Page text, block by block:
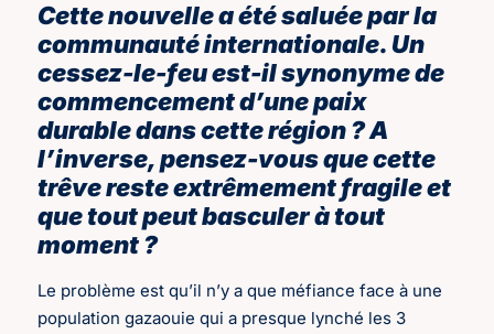
Cette nouvelle a été saluée par la
communauté internationale. Un
cessez-le-feu est-il synonyme de
commencement d’une paix
durable dans cette région ? A
l’inverse, pensez-vous que cette
trêve reste extrêmement fragile et
que tout peut basculer à tout
moment ?
Le problème est qu’il n’y a que méfiance face à une
population gazaouie qui a presque lynché les 3